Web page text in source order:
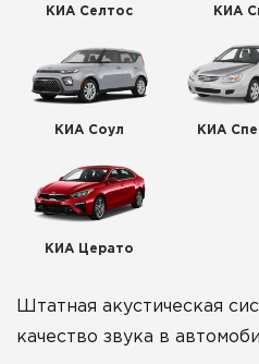
КИА Селтос КИА
КИА Соул КИА
КИА Церато
Штатная акустическая
качество звука в